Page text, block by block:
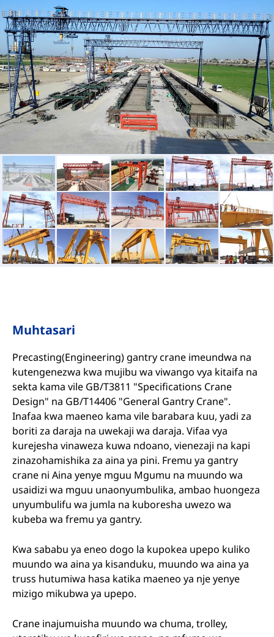
Muhtasari
Precasting(Engineering) gantry crane imeundwa na
kutengenezwa kwa mujibu wa viwango vya kitaifa na
sekta kama vile GB/T3811 "Specifications Crane
Design" na GB/T14406 "General Gantry Crane".
Inafaa kwa maeneo kama vile barabara kuu, yadi za
boriti za daraja na uwekaji wa daraja. Vifaa vya
kurejesha vinaweza kuwa ndoano, vienezaji na kapi
zinazohamishika za aina ya pini. Fremu ya gantry
crane ni Aina yenye mguu Mgumu na muundo wa
usaidizi wa mguu unaonyumbulika, ambao huongeza
unyumbulifu wa jumla na kuboresha uwezo wa
kubeba wa fremu ya gantry.
Kwa sababu ya eneo dogo la kupokea upepo kuliko
muundo wa aina ya kisanduku, muundo wa aina ya
truss hutumiwa hasa katika maeneo ya nje yenye
mizigo mikubwa ya upepo.
Crane inajumuisha muundo wa chuma, trolley,